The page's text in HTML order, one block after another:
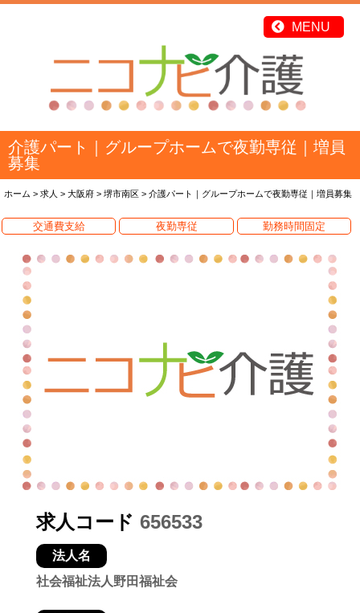
介護パート｜グループホームで夜勤専従｜増員
募集
ホーム > 求人 > 大阪府 > 堺市南区 > 介護パート｜グループホームで夜勤専従｜増員募集
交通費支給 夜勤専従 勤務時間固定
求人コード 656533
法人名
社会福祉法人野田福祉会